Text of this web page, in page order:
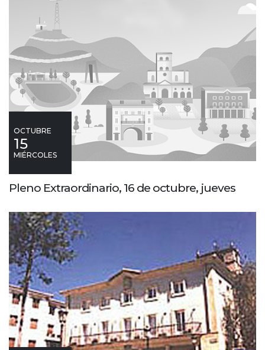
OCTUBRE
15
MIÉRCOLES
Pleno Extraordinario, 16 de octubre, jueves